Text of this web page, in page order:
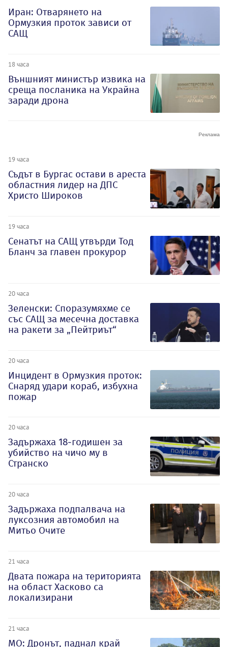
Иран: Отварянето на
Ормузкия проток зависи от
САЩ
18 часа
Външният министър извика на
среща посланика на Украйна
заради дрона
19 часа
Съдът в Бургас остави в ареста
областния лидер на ДПС
Христо Широков
19 часа
Сенатът на САЩ утвърди Тод
Бланч за главен прокурор
20 часа
Зеленски: Споразумяхме се
със САЩ за месечна доставка
на ракети за „Пейтриът“
20 часа
Инцидент в Ормузкия проток:
Снаряд удари кораб, избухна
пожар
20 часа
Задържаха 18-годишен за
убийство на чичо му в
Странско
20 часа
Задържаха подпалвача на
луксозния автомобил на
Митьо Очите
21 часа
Двата пожара на територията
на област Хасково са
локализирани
21 часа
МО: Дронът, паднал край